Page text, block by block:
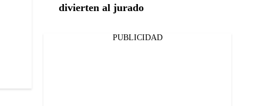
divierten al jurado
PUBLICIDAD